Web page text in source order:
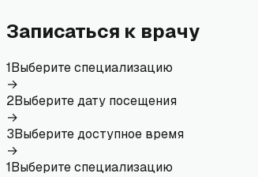
Записаться к врачу
1Выберите специализацию
→
2Выберите дату посещения
→
3Выберите доступное время
→
1Выберите специализацию